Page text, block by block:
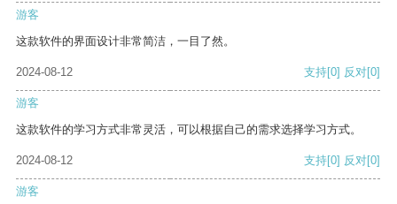
游客
这款软件的界面设计非常简洁，一目了然。
2024-08-12 支持[0] 反对[0]
游客
这款软件的学习方式非常灵活，可以根据自己的需求选择学习方式。
2024-08-12 支持[0] 反对[0]
游客